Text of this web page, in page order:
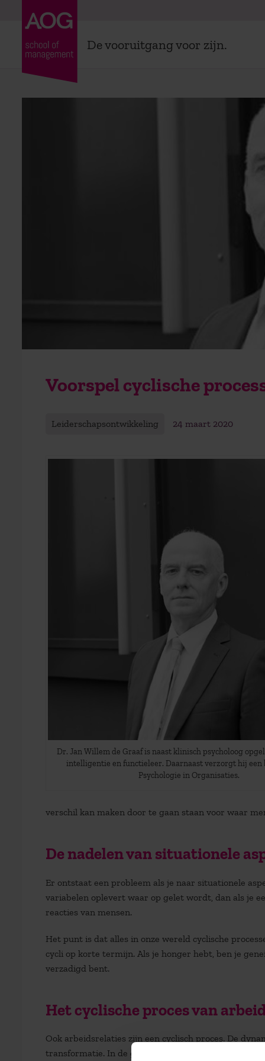
De vooruitgang voor zijn.
Voorspel cyclische
Leiderschapsontwikkeling 24 maart 2020
Dr. Jan Willem de Graaf is naast klinisch psycholoog
intelligentie en functieleer. Daarnaast verzorgt hij een
Psychologie in Organisaties.
verschil kan maken door te gaan staan voor waar
De nadelen van situationele
Er ontstaat een probleem als je naar situationele
variabelen oplevert waar op gelet wordt, dan als je
reacties van mensen.
Het punt is dat alles in onze wereld cyclische
cycli op korte termijn. Als je honger hebt, ben je
verzadigd bent.
Het cyclische proces van
Ook arbeidsrelaties zijn een cyclisch proces. De
transformatie. In de groeifase leert een werknemer